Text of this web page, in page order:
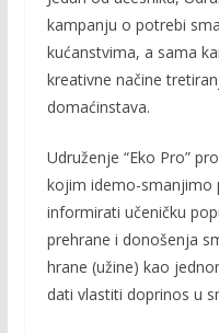
kampanju o potrebi
kućanstvima, a sama
kreativne načine
domaćinstava.
Udruženje “Eko Pro”
kojim idemo-smanjimo
informirati učeničku
prehrane i donošenja
hrane (užine) kao
dati vlastiti doprinos u